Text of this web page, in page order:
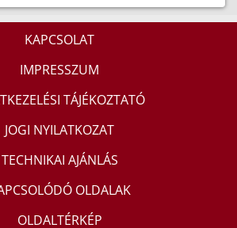
KAPCSOLAT
IMPRESSZUM
TÁJÉKOZTATÓ
JOGI NYILATKOZAT
TECHNIKAI AJÁNLÁS
OLDALAK
OLDALTÉRKÉP